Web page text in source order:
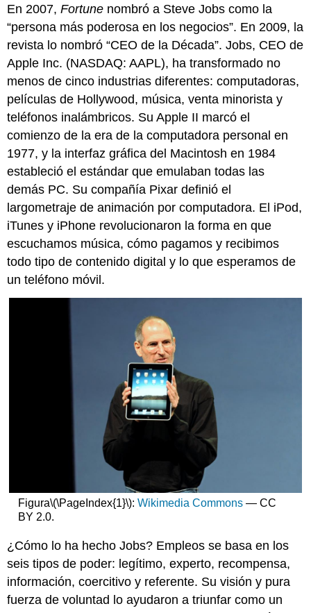
En 2007,Fortune nombró a Steve Jobs como la
“persona más poderosa en los negocios”. En 2009, la
revista lo nombró “CEO de la Década”. Jobs, CEO de
Apple Inc. (NASDAQ: AAPL), ha transformado no
menos de cinco industrias diferentes: computadoras,
películas de Hollywood, música, venta minorista y
teléfonos inalámbricos. Su Apple II marcó el
comienzo de la era de la computadora personal en
1977, y la interfaz gráfica del Macintosh en 1984
estableció el estándar que emulaban todas las
demás PC. Su compañía Pixar definió el
largometraje de animación por computadora. El iPod,
iTunes y iPhone revolucionaron la forma en que
escuchamos música, cómo pagamos y recibimos
todo tipo de contenido digital y lo que esperamos de
un teléfono móvil.
Figura\(\PageIndex{1}\): Wikimedia Commons— CC
BY 2.0.
¿Cómo lo ha hecho Jobs? Empleos se basa en los
seis tipos de poder: legítimo, experto, recompensa,
información, coercitivo y referente. Su visión y pura
fuerza de voluntad lo ayudaron a triunfar como un